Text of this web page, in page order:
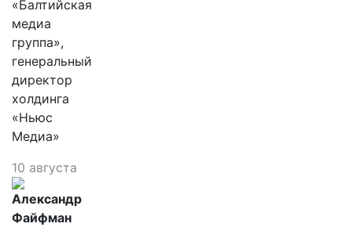
«Балтийская
медиа
группа»,
генеральный
директор
холдинга
«Ньюс
Медиа»
10 августа
Александр
Файфман